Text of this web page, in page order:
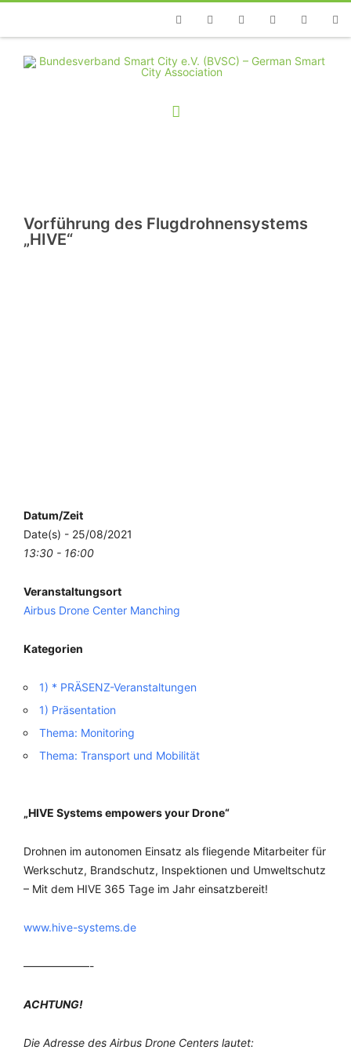
TelefonFacebookTwitterYoutubeInstagramLinkedin
Vorführung des Flugdrohnensystems
„HIVE“
Datum/Zeit
Date(s) - 25/08/2021
13:30 - 16:00
Veranstaltungsort
Airbus Drone Center Manching
Kategorien
1) * PRÄSENZ-Veranstaltungen
1) Präsentation
Thema: Monitoring
Thema: Transport und Mobilität
„HIVE Systems empowers your Drone“
Drohnen im autonomen Einsatz als fliegende Mitarbeiter für
Werkschutz, Brandschutz, Inspektionen und Umweltschutz
– Mit dem HIVE 365 Tage im Jahr einsatzbereit!
www.hive-systems.de
——————-
ACHTUNG!
Die Adresse des Airbus Drone Centers lautet: